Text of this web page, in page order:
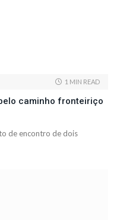
1 MIN READ
caminho fronteiriço
de encontro de dois